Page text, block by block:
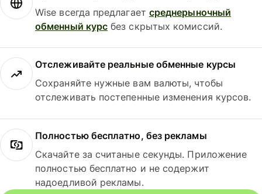
Wise всегда предлагает среднерыночный
обменный курс без скрытых комиссий.
Отслеживайте реальные обменные курсы
Сохраняйте нужные вам валюты, чтобы
отслеживать постепенные изменения курсов.
Полностью бесплатно, без рекламы
Скачайте за считаные секунды. Приложение
полностью бесплатно и не содержит
надоедливой рекламы.